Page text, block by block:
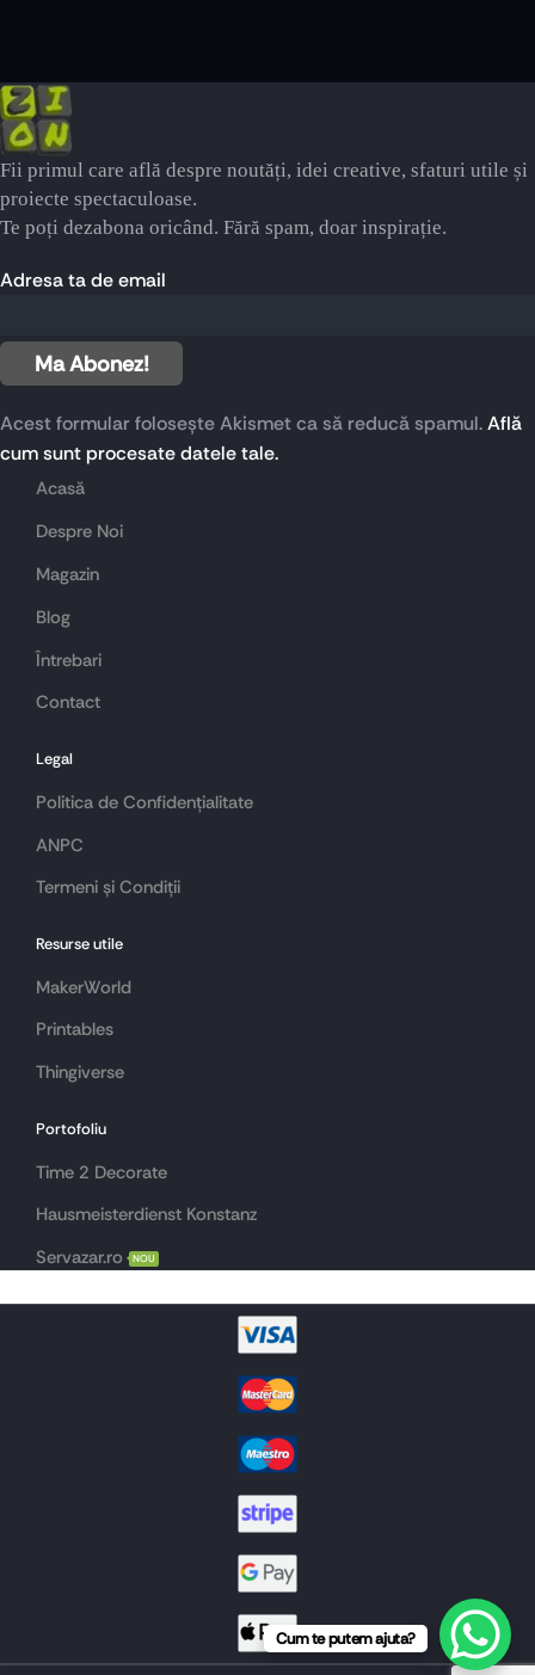
Fii primul care află despre noutăți, idei creative, sfaturi utile și
proiecte spectaculoase.
Te poți dezabona oricând. Fără spam, doar inspirație.
Adresa ta de email
Acest formular folosește Akismet ca să reducă spamul.Află
cum sunt procesate datele tale.
Acasă
Despre Noi
Magazin
Blog
Întrebari
Contact
Legal
Politica de Confidențialitate
ANPC
Termeni și Condiții
Resurse utile
MakerWorld
Printables
Thingiverse
Portofoliu
Time 2 Decorate
Hausmeisterdienst Konstanz
Servazar.ro
NOU
Cum te putem ajuta?